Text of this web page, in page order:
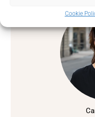
Cookie